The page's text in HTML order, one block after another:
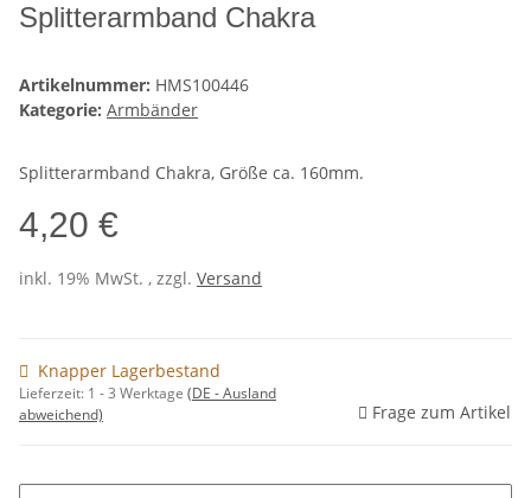
Splitterarmband Chakra
Artikelnummer: HMS100446
Kategorie: Armbänder
Splitterarmband Chakra, Größe ca. 160mm.
4,20 €
inkl. 19% MwSt. , zzgl. Versand
Knapper Lagerbestand
Lieferzeit: 1 - 3 Werktage (DE - Ausland
abweichend)
Frage zum Artikel